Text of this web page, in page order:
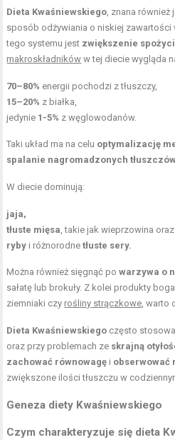
Dieta Kwaśniewskiego, znana również
sposób odżywiania o niskiej zawartości
tego systemu jest zwiększenie
makroskładników w tej diecie wygląda
70–80% energii pochodzi z tłuszczy,
15–20% z białka,
jedynie 1-5% z węglowodanów.
Taki układ ma na celu optymalizację
spalanie nagromadzonych
W diecie dominują:
jaja,
tłuste mięsa, takie jak wieprzowina
ryby i różnorodnetłuste sery.
Można również sięgnąć powarzywa o
sałatę lub brokuły. Z kolei produkty
ziemniaki czy rośliny strączkowe, warto
Dieta Kwaśniewskiego często
oraz przy problemach ze skrajną
zachować równowagę i obserwować
zwiększone ilości tłuszczu w
Geneza diety Kwaśniewskiego
Czym charakteryzuje się dieta